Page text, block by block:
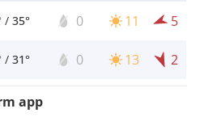
/ 35° 0 11 5
/ 31° 0 13 2
app